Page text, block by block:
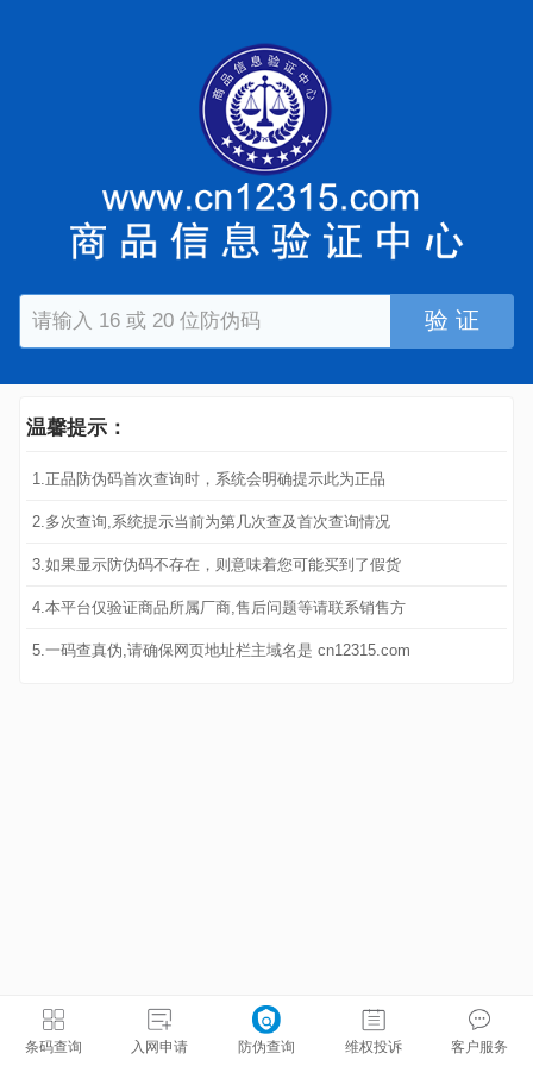
验 证
温馨提示：
1.正品防伪码首次查询时，系统会明确提示此为正品
2.多次查询,系统提示当前为第几次查及首次查询情况
3.如果显示防伪码不存在，则意味着您可能买到了假货
4.本平台仅验证商品所属厂商,售后问题等请联系销售方
5.一码查真伪,请确保网页地址栏主域名是 cn12315.com
条码查询 入网申请 防伪查询 维权投诉 客户服务